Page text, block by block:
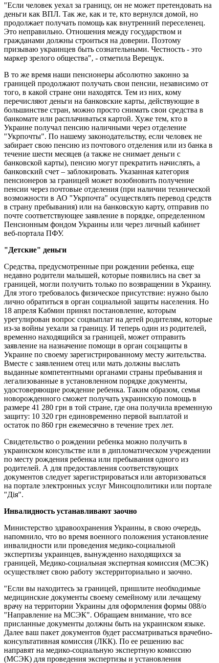
"Если человек уехал за границу, он не может претендовать на
деньги как ВПЛ. Так же, как и те, кто вернулся домой, но
продолжает получать помощь как внутренний переселенец.
Это неправильно. Отношения между государством и
гражданами должны строиться на доверии. Поэтому
призываю украинцев быть сознательными. Честность - это
маркер зрелого общества", - отметила Верещук.
В то же время наши пенсионеры абсолютно законно за
границей продолжают получать свои пенсии, независимо от
того, в какой стране они находятся. Тем из них, кому
перечисляют деньги на банковские карты, действующие в
большинстве стран, можно просто снимать свои средства в
банкомате или расплачиваться картой. Хуже тем, кто в
Украине получал пенсию наличными через отделение
"Укрпочты". По нашему законодательству, если человек не
забирает свою пенсию из почтового отделения или из банка в
течение шести месяцев (а также не снимает деньги с
банковской карты), пенсию могут прекратить начислять, а
банковский счет – заблокировать. Указанная категория
пенсионеров за границей может возобновить получение
пенсии через почтовые отделения (при наличии технической
возможности в АО "Укрпочта" осуществлять перевод средств
в страну пребывания) или на банковскую карту, отправив по
почте соответствующее заявление в порядке, определенном
Пенсионным фондом Украины или через личный кабинет
веб-портала ПФУ.
"Детские" деньги
Средства, предусмотренные при рождении ребенка, еще
недавно родители малышей, которые появились на свет за
границей, могли получить только по возвращении в Украину.
Для этого требовалось физическое присутствие: нужно было
лично обратиться в орган социальной защиты населения. Но
18 апреля Кабмин принял постановление, которым
урегулирован вопрос соцвыплат на детей родителям, которые
из-за войны уехали за границу. И теперь один из родителей,
временно находящийся за границей, может отправить
заявление на назначение помощи в орган соцзащиты в
Украине по своему зарегистрированному месту жительства.
Вместе с заявлением отец или мать должны выслать
выданные компетентными органами страны пребывания и
легализованные в установленном порядке документы,
удостоверяющие рождение ребенка. Таким образом, семья
новорожденного сможет получать украинскую помощь в
размере 41 280 грн в той стране, где она получила временную
защиту: 10 320 грн единовременно первой выплатой и
остаток по 860 грн ежемесячно в течение трех лет.
Свидетельство о рождении ребенка можно получить в
украинском консульстве или в дипломатическом учреждении
по месту рождения ребенка или пребывания одного из
родителей. А для предоставления соответствующих
документов следует зарегистрироваться или авторизоваться
на портале электронных услуг Минсоцполитики или портале
"Дія".
Инвалидность устанавливают заочно
Министерство здравоохранения Украины, в свою очередь,
напомнило, что во время военного положения установление
инвалидности или проведения медико-социальной
экспертизы украинцев, вынужденно находящихся за
границей, Медико-социальная экспертная комиссия (МСЭК)
осуществляет свою работу экстерриториально и заочно.
"Если вы находитесь за границей, пришлите необходимые
медицинские документы своему семейному или лечащему
врачу на территории Украины для оформления формы 088/о
"Направление на МСЭК". Обращаем внимание, что все
присланные документы должны быть на украинском языке.
Далее ваш пакет документов будет рассматриваться врачебно-
консультативная комиссия (ЛКК). По ее решению вас
направят на медико-социальную экспертную комиссию
(МСЭК) для проведения экспертизы и установления